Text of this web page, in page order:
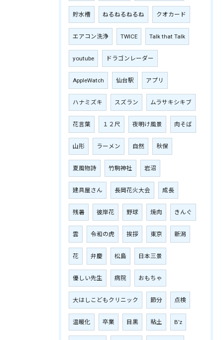
貯水槽 ねるねるねるね クオカード
エアコン洗浄 TWICE Talk that Talk
youtube ドラゴンレーダー
AppleWatch 仙台駅 アプリ
ハナミズキ スズラン ムラサキシキブ
花言葉 １２尺 夜明け風景 肉そば
山形 ラーメン 自然 秋保
夏風物詩 竹駒神社 岩沼
建具屋さん 長岡花火大会 成長
残暑 彼岸花 野球 焼肉 きんぐ
雲 令和の虎 挨拶 東京 新潟
花 弁慶 松島 日本三景
優しい先生 病院 おもちゃ
大はしこどもクリニック 節分 点検
温暖化 卒業 目黒 粘土 B’z